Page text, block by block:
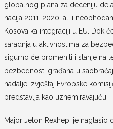
globalnog plana za deceniju
nacija 2011-2020, ali i
Kosova ka integraciji u EU. Dok
saradnja u aktivnostima za
sigurno će promeniti i stanje na
bezbednosti građana u
nadalje Izvještaj Evropske
predstavlja kao uznemiravajuću.
Major Jeton Rexhepi je naglasio